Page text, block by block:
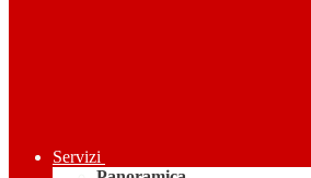
Servizi